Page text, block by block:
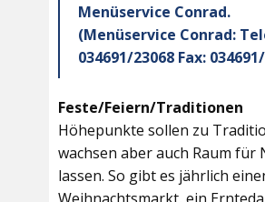
Menüservice Conrad.
(Menüservice Conrad:
034691/23068 Fax:
Feste/Feiern/Traditionen
Höhepunkte sollen zu
wachsen aber auch Raum für
lassen. So gibt es jährlich